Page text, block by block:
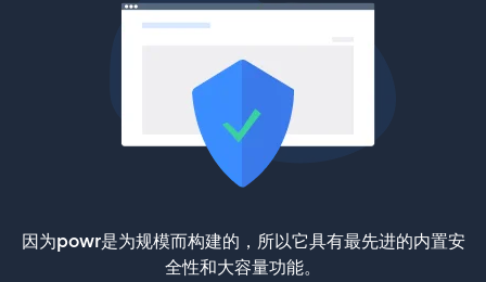
因为powr是为规模而构建的，所以它具有最先进的内置安
全性和大容量功能。